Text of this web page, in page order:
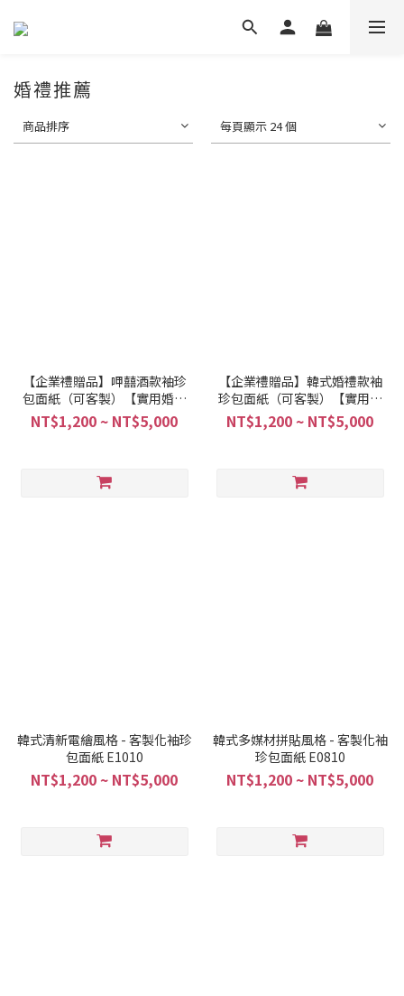
婚禮推薦
商品排序 每頁顯示 24 個
【企業禮贈品】呷囍酒款袖珍
包面紙（可客製）【實用婚禮
小物/袖珍包面紙/客製化禮物】
NT$1,200 ~ NT$5,000
【企業禮贈品】韓式婚禮款袖
珍包面紙（可客製）【實用婚
禮小物/袖珍包面紙/客製化禮
物】
NT$1,200 ~ NT$5,000
韓式清新電繪風格 - 客製化袖珍
包面紙 E1010
NT$1,200 ~ NT$5,000
韓式多媒材拼貼風格 - 客製化袖
珍包面紙 E0810
NT$1,200 ~ NT$5,000